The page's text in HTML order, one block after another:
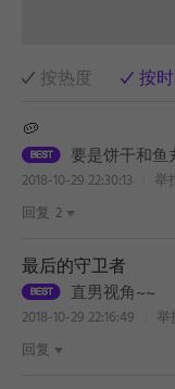
按热度
按
🥔
要是饼干和
2018-10-29 22:30:13
举
回复 2
最后的守卫者
直男视角~~
2018-10-29 22:16:49
举
回复